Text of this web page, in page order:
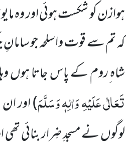
ہوازن کو شکست ہوئی اور وہ
کہ تم سے قوت واسلحہ جو
شاہ ِروم کے پاس جاتا ہوں
تَعَالٰی عَلَیْہِ وَاٰلِہٖ وَسَلَّمَ) اور
لوگوں نے مسجدِ ضِرار بنائی